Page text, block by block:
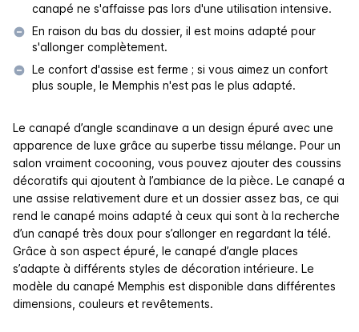
canapé ne s'affaisse pas lors d'une utilisation intensive.
En raison du bas du dossier, il est moins adapté pour
s'allonger complètement.
Le confort d'assise est ferme ; si vous aimez un confort
plus souple, le Memphis n'est pas le plus adapté.
Le canapé d’angle scandinave a un design épuré avec une
apparence de luxe grâce au superbe tissu mélange. Pour un
salon vraiment cocooning, vous pouvez ajouter des coussins
décoratifs qui ajoutent à l’ambiance de la pièce. Le canapé a
une assise relativement dure et un dossier assez bas, ce qui
rend le canapé moins adapté à ceux qui sont à la recherche
d’un canapé très doux pour s’allonger en regardant la télé.
Grâce à son aspect épuré, le canapé d’angle places
s’adapte à différents styles de décoration intérieure. Le
modèle du canapé Memphis est disponible dans différentes
dimensions, couleurs et revêtements.